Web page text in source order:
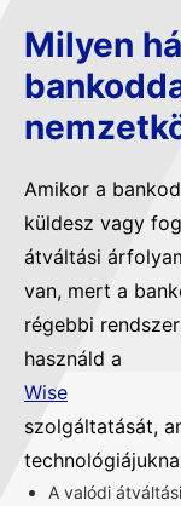
Milyen
Amikor a
küldesz vagy
átváltási
van, mert a
régebbi
használd a
Wise
szolgáltatását,
A valódi